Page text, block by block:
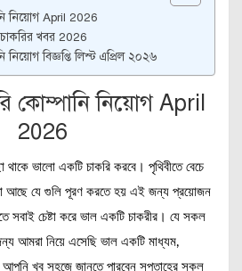
নিয়োগ April 2026
খবর 2026
নিয়োগ বিজ্ঞপ্তি লিস্ট এপ্রিল ২০২৬
কোম্পানি নিয়োগ April
2026
থাকে ভালো একটি চাকরি করবে। পৃথিবীতে বেচে
আছে যে গুলি পূরণ করতে হয় এই জন্য প্রয়োজন
সবাই চেষ্টা করে ভাল একটি চাকরীর। যে সকল
জন্য আমরা নিয়ে এসেছি ভাল একটি মাধ্যম,
আপনি খুব সহজে জানতে পারবেন সপ্তাহের সকল